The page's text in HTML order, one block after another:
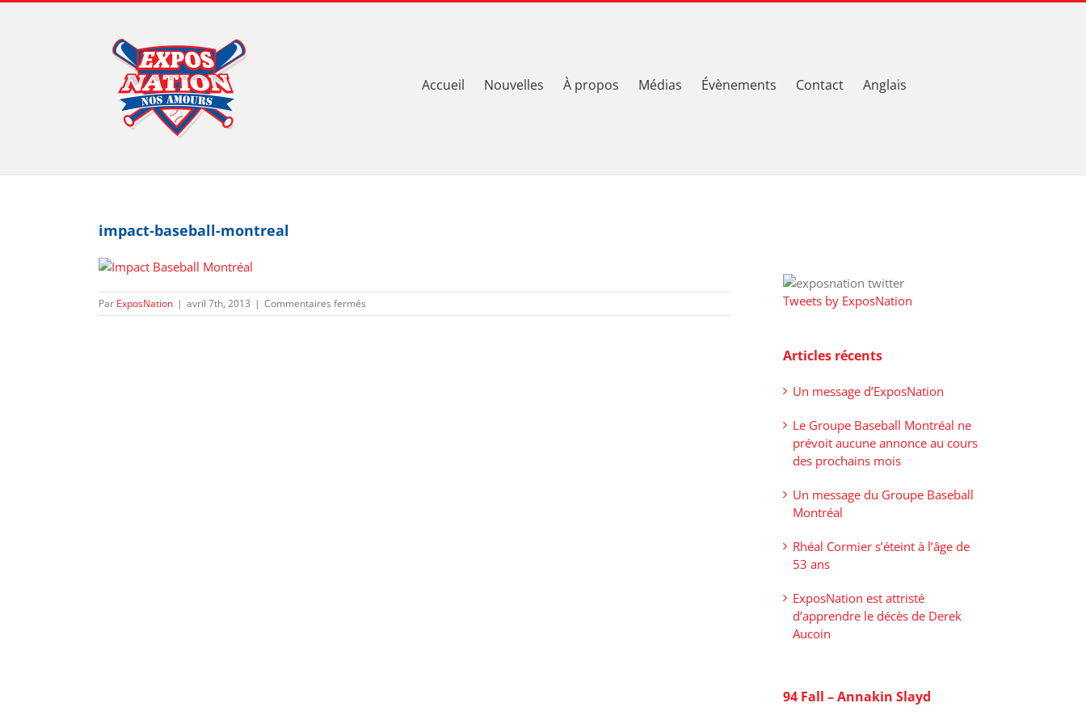
Accueil Nouvelles À propos Médias Évènements Contact Anglais
impact-baseball-montreal
Par ExposNation | avril 7th, 2013 | Commentaires fermés
impact-
Tweets by ExposNation
Articles récents
Un message d’ExposNation
Le Groupe Baseball Montréal ne
prévoit aucune annonce au cours
des prochains mois
Un message du Groupe Baseball
Montréal
Rhéal Cormier s’éteint à l’âge de
53 ans
ExposNation est attristé
d’apprendre le décès de Derek
Aucoin
94 Fall – Annakin Slayd